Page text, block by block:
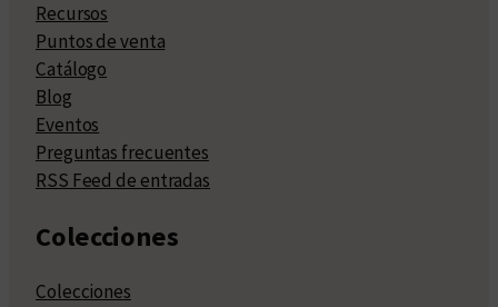
Recursos
Puntos de venta
Catálogo
Blog
Eventos
Preguntas frecuentes
RSS Feed de entradas
Colecciones
Colecciones